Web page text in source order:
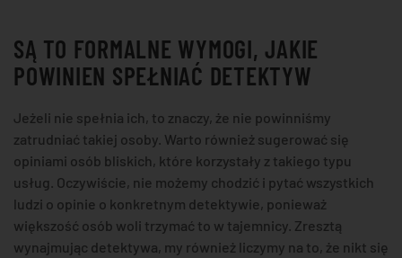
SĄ TO FORMALNE WYMOGI, JAKIE
POWINIEN SPEŁNIAĆ DETEKTYW
Jeżeli nie spełnia ich, to znaczy, że nie powinniśmy
zatrudniać takiej osoby. Warto również sugerować się
opiniami osób bliskich, które korzystały z takiego typu
usług. Oczywiście, nie możemy chodzić i pytać wszystkich
ludzi o opinie o konkretnym detektywie, ponieważ
większość osób woli trzymać to w tajemnicy. Zresztą
wynajmując detektywa, my również liczymy na to, że nikt się